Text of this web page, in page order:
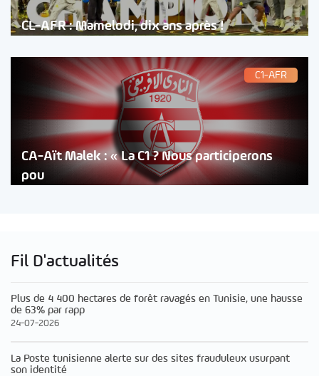
CL-AFR : Mamelodi, dix ans après !
C1-AFR
CA-Aït Malek : « La C1 ? Nous participerons
pou
Fil D'actualités
Plus de 4 400 hectares de forêt ravagés en Tunisie, une hausse
de 63% par rapp
24-07-2026
La Poste tunisienne alerte sur des sites frauduleux usurpant
son identité